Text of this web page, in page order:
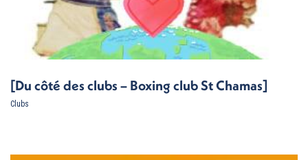
[Du côté des clubs – Boxing club St Chamas]
Clubs